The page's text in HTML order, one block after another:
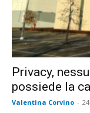
Privacy,
possiede la
Valentina Corvino -